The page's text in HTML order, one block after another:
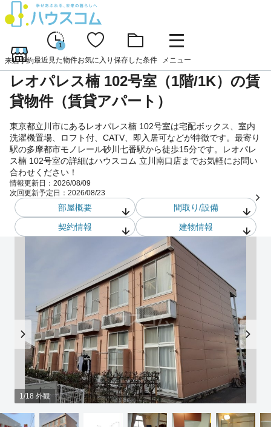
来店予約
1
最近見た物件お気に入り 保存した条件 メニュー
レオパレス楠 102号室（1階/1K）の賃
貸物件（賃貸アパート）
東京都立川市にあるレオパレス楠 102号室は宅配ボックス、室内
洗濯機置場、ロフト付、CATV、即入居可などが特徴です。最寄り
駅の多摩都市モノレール砂川七番駅から徒歩15分です。レオパレ
ス楠 102号室の詳細はハウスコム 立川南口店までお気軽にお問い
合わせください！
情報更新日： 2026/08/09
次回更新予定日： 2026/08/23
部屋概要
間取り/設備
契約情報
建物情報
1/18 外観